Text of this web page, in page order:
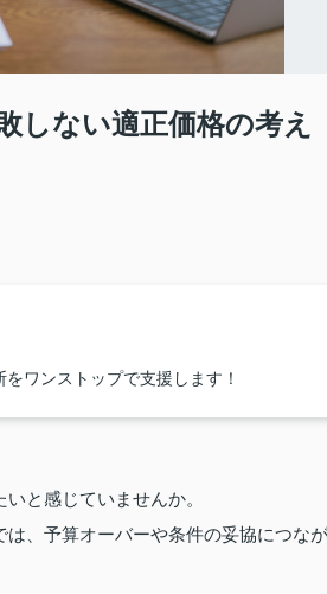
しない適正価格の考え
ワンストップで支援します！
と感じていませんか。
、予算オーバーや条件の妥協につなが